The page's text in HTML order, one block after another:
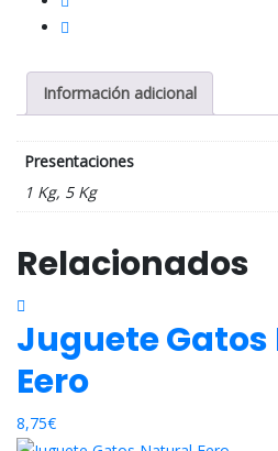
Información adicional
Presentaciones
1 Kg, 5 Kg
Relacionados
Juguete
Eero
8,75€